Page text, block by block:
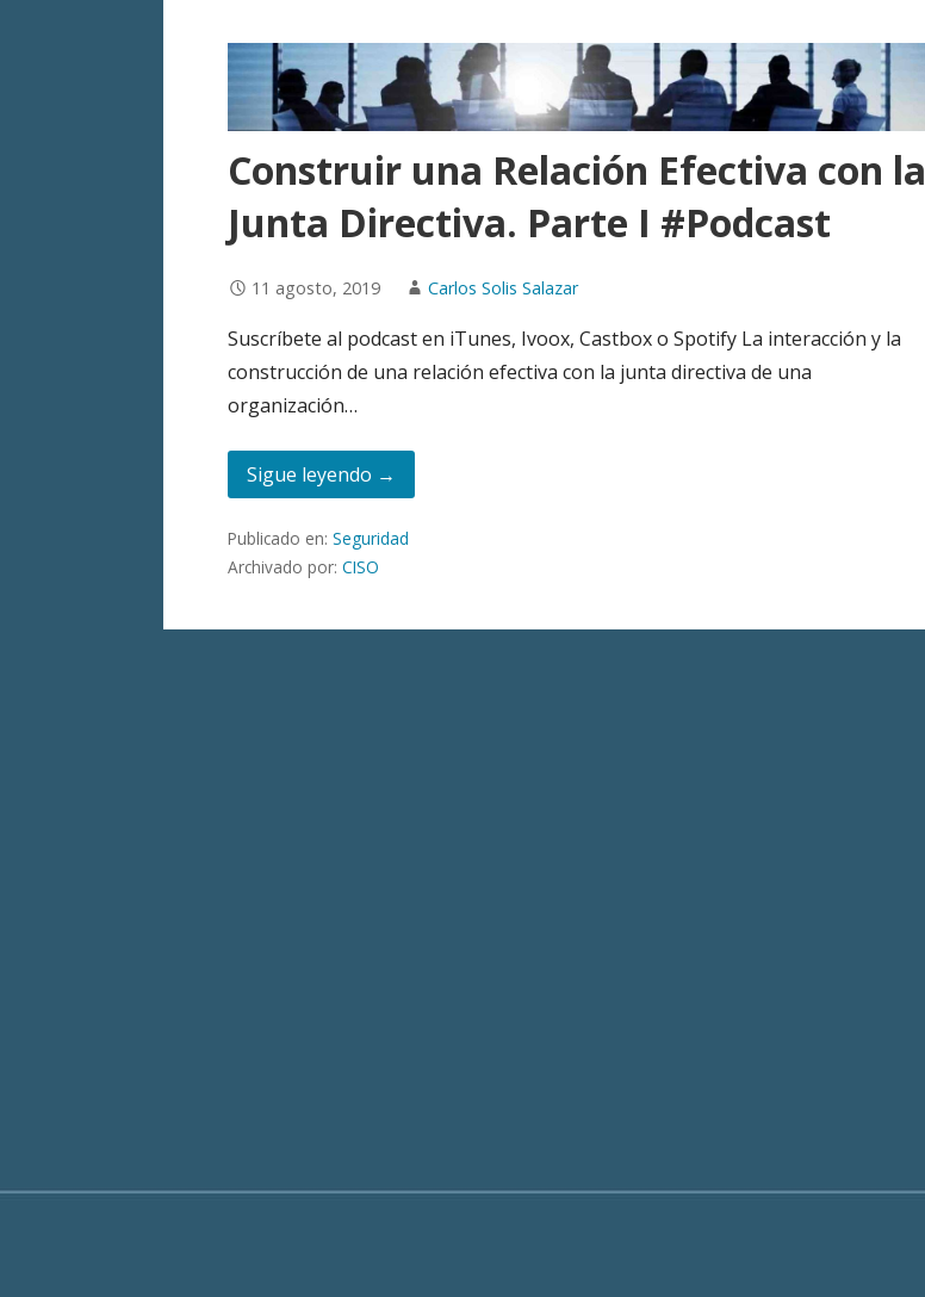
Construir una Relación Efectiva con la
Junta Directiva. Parte I #Podcast
11 agosto, 2019 Carlos Solis Salazar
Suscríbete al podcast en iTunes, Ivoox, Castbox o Spotify La interacción y la
construcción de una relación efectiva con la junta directiva de una
organización…
Sigue leyendo →
Publicado en:Seguridad
Archivado por:CISO